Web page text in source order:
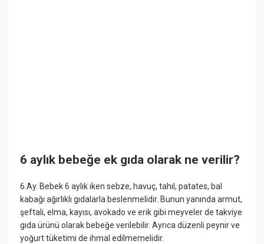
6 aylık bebeğe ek gıda olarak ne verilir?
6.Ay. Bebek 6 aylık iken sebze, havuç, tahıl, patates, bal
kabağı ağırlıklı gıdalarla beslenmelidir. Bunun yanında armut,
şeftali, elma, kayısı, avokado ve erik gibi meyveler de takviye
gıda ürünü olarak bebeğe verilebilir. Ayrıca düzenli peynir ve
yoğurt tüketimi de ihmal edilmemelidir.